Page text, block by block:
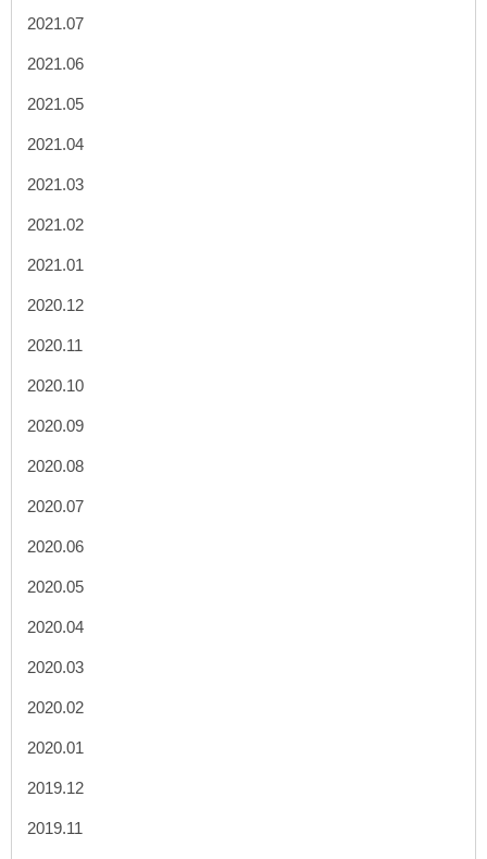
2021.07
2021.06
2021.05
2021.04
2021.03
2021.02
2021.01
2020.12
2020.11
2020.10
2020.09
2020.08
2020.07
2020.06
2020.05
2020.04
2020.03
2020.02
2020.01
2019.12
2019.11